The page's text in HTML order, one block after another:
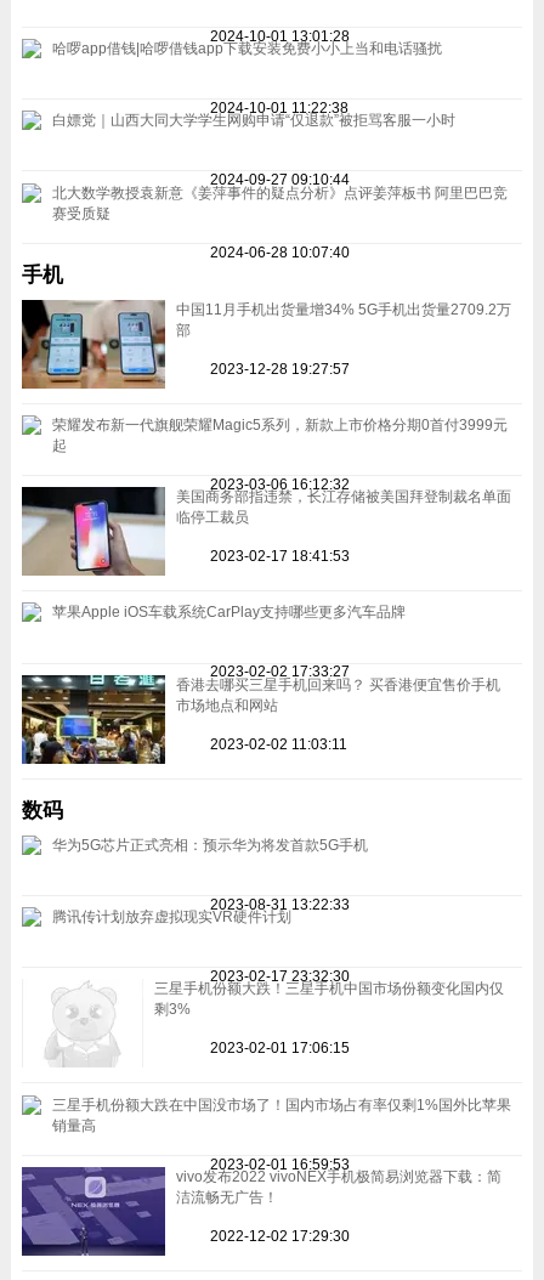
2024-10-01 13:01:28
哈啰app借钱|哈啰借钱app下载安装免费小小上当和电话骚扰
2024-10-01 11:22:38
白嫖党｜山西大同大学学生网购申请“仅退款”被拒骂客服一小时
2024-09-27 09:10:44
北大数学教授袁新意《姜萍事件的疑点分析》点评姜萍板书 阿里巴巴竞
赛受质疑
2024-06-28 10:07:40
手机
中国11月手机出货量增34% 5G手机出货量2709.2万
部
2023-12-28 19:27:57
荣耀发布新一代旗舰荣耀Magic5系列，新款上市价格分期0首付3999元
起
2023-03-06 16:12:32
美国商务部指违禁，长江存储被美国拜登制裁名单面
临停工裁员
2023-02-17 18:41:53
苹果Apple iOS车载系统CarPlay支持哪些更多汽车品牌
2023-02-02 17:33:27
香港去哪买三星手机回来吗？ 买香港便宜售价手机
市场地点和网站
2023-02-02 11:03:11
数码
华为5G芯片正式亮相：预示华为将发首款5G手机
2023-08-31 13:22:33
腾讯传计划放弃虚拟现实VR硬件计划
2023-02-17 23:32:30
三星手机份额大跌！三星手机中国市场份额变化国内仅
剩3%
2023-02-01 17:06:15
三星手机份额大跌在中国没市场了！国内市场占有率仅剩1%国外比苹果
销量高
2023-02-01 16:59:53
vivo发布2022 vivoNEX手机极简易浏览器下载：简
洁流畅无广告！
2022-12-02 17:29:30